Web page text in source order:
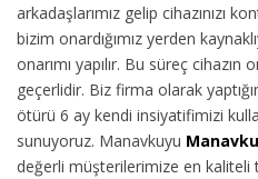
arkadaşlarımız gelip cihazınızı
bizim onardığımız yerden
onarımı yapılır. Bu süreç cihazın
geçerlidir. Biz firma olarak
ötürü 6 ay kendi insiyatifimizi
sunuyoruz. Manavkuyu
değerli müşterilerimize en